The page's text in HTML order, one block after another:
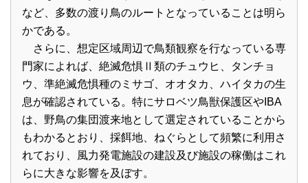
など、多数の渡り鳥のルートとなっていることは明ら
かである。
さらに、想定区域周辺で鳥類観察を行なっている専
門家によれば、絶滅危惧Ⅱ類のチュウヒ、タンチョ
ウ、準絶滅危惧種のミサゴ、オオタカ、ハイタカの生
息が確認されている。特にサロベツ鳥獣保護区やIBA
は、野鳥の集団渡来地として選定されていることから
もわかるとおり、採餌地、ねぐらとして頻繁に利用さ
れており、風力発電施設の建設及び施設の稼働はこれ
らに大きな影響を及ぼす。